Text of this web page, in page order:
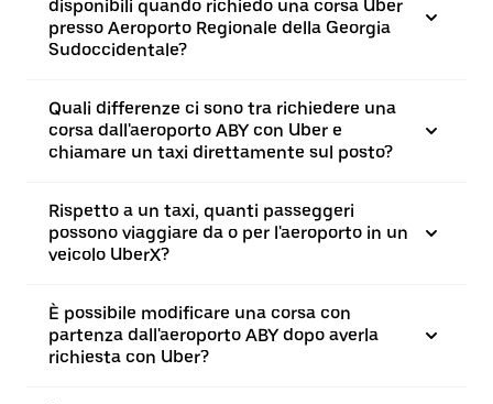
disponibili quando richiedo una corsa Uber
presso Aeroporto Regionale della Georgia
Sudoccidentale?
Quali differenze ci sono tra richiedere una
corsa dall'aeroporto ABY con Uber e
chiamare un taxi direttamente sul posto?
Rispetto a un taxi, quanti passeggeri
possono viaggiare da o per l'aeroporto in un
veicolo UberX?
È possibile modificare una corsa con
partenza dall'aeroporto ABY dopo averla
richiesta con Uber?